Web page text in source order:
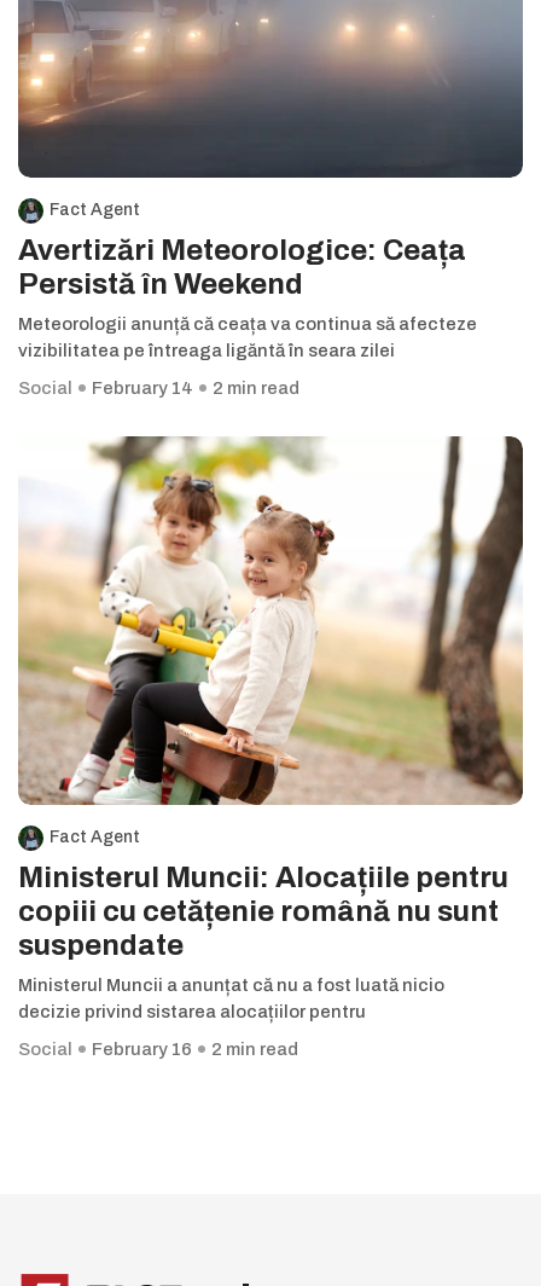
Fact Agent
Avertizări Meteorologice: Ceața
Persistă în Weekend
Meteorologii anunță că ceața va continua să afecteze
vizibilitatea pe întreaga ligăntă în seara zilei
Social
February 14 2 min read
Fact Agent
Ministerul Muncii: Alocațiile pentru
copiii cu cetățenie română nu sunt
suspendate
Ministerul Muncii a anunțat că nu a fost luată nicio
decizie privind sistarea alocațiilor pentru
Social
February 16 2 min read